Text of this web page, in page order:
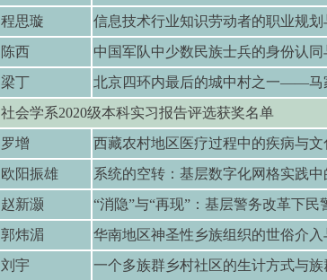
程思璇
信息技术行业知识劳动者的职业规
陈西
中国军队中少数民族士兵的身份认同
梁丁
北京四环内最后的城中村之一——马
社会学系2020级本科实习报告评选获奖名单
罗增
西藏农村地区医疗过程中的疾病与文
欧阳振雄
系统的空转：基层数字化网格实践
赵新灏
“消隐”与“再现” ：基层警务改革下
郭炜湄
华南地区神圣性乡族组织的世俗介入
刘宇
一个多族群乡村社区的生计方式与族